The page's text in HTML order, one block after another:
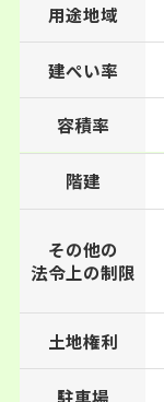
用途地域
建ぺい率
容積率
階建
その他の
法令上の制限
土地権利
駐車場